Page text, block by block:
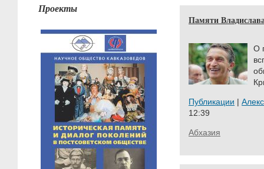
Проекты
Памяти
О
Публикации |
12:39
Абхазия